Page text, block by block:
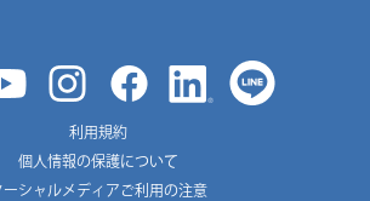
利用規約
個人情報の保護について
ーシャルメディアご利用の注意